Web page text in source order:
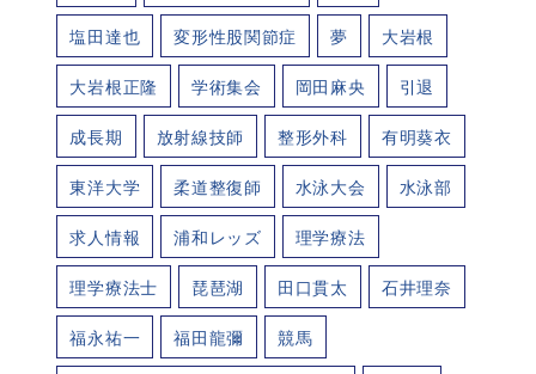
塩田達也 変形性股関節症 夢 大岩根
大岩根正隆 学術集会 岡田麻央 引退
成長期 放射線技師 整形外科 有明葵衣
東洋大学 柔道整復師 水泳大会 水泳部
求人情報 浦和レッズ 理学療法
理学療法士 琵琶湖 田口貫太 石井理奈
福永祐一 福田龍彌 競馬